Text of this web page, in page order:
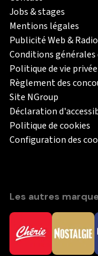
Jobs & stages
Mentions légales
Publicité Web & Radio
Conditions
Politique de vie privée
Règlement des
Site NGroup
Déclaration
Politique de cookies
Configuration des
Les autres